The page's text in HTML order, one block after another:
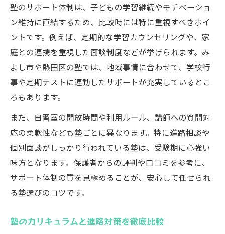
塾のサポート体制は、子どもの学習継続やモチベーショ
ン維持に直結するため、比較時には特に重視すべきポイ
ントです。例えば、定期的な学習カウンセリングや、家
庭との連携を重視した面談制度などが挙げられます。み
よし市や熱田区の塾では、地域事情に合わせて、学校行
事や定期テストに連動したサポートが充実しているとこ
ろもあります。
また、自習室の開放時間や利用ルール、講師への質問対
応の柔軟性なども塾ごとに異なります。特に進路相談や
個別面談がしっかり行われている塾は、受験期に心強い
味方となります。保護者からの評判や口コミを参考に、
サポート体制の質を見極めることが、安心して任せられ
る塾選びのコツです。
塾のカリキュラムと進路対策を徹底比較